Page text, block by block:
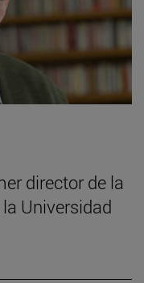
director de la
Universidad